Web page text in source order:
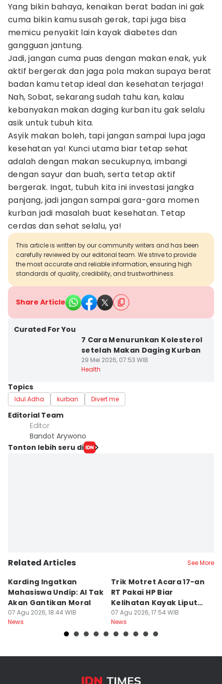
Yang bikin bahaya, kenaikan berat badan ini gak
cuma bikin kamu susah gerak, tapi juga bisa
memicu penyakit lain kayak diabetes dan
gangguan jantung.
Jadi, jangan cuma puas dengan makan enak, yuk
aktif bergerak dan jaga pola makan supaya berat
badan kamu tetap ideal dan kesehatan terjaga!
Nah, Sobat, sekarang sudah tahu kan, kalau
kebanyakan makan daging kurban itu gak selalu
asik untuk tubuh kita.
Asyik makan boleh, tapi jangan sampai lupa jaga
kesehatan ya! Kunci utama biar tetap sehat
adalah dengan makan secukupnya, imbangi
dengan sayur dan buah, serta tetap aktif
bergerak. Ingat, tubuh kita ini investasi jangka
panjang, jadi jangan sampai gara-gara momen
kurban jadi masalah buat kesehatan. Tetap
cerdas dan sehat selalu, ya!
This article is written by our community writers and has been
carefully reviewed by our editorial team. We strive to provide
the most accurate and reliable information, ensuring high
standards of quality, credibility, and trustworthiness.
Share Article
Curated For You
7 Cara Menurunkan Kolesterol
setelah Makan Daging Kurban
29 Mei 2026, 07:53 WIB
Health
Topics
Idul Adha kurban Divert me
Editorial Team
Editor
Bandot Arywono
Tonton lebih seru di
Related Articles See More
Karding Ingatkan
Mahasiswa Undip: AI Tak
Akan Gantikan Moral
07 Agu 2026, 18:44 WIB
News
Trik Motret Acara 17-an
RT Pakai HP Biar
Kelihatan Kayak Liputan
Festival Nasional
07 Agu 2026, 17:54 WIB
News